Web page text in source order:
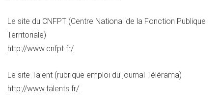
Le site du CNFPT (Centre National de la Fonction Publique
Territoriale)
http://www.cnfpt.fr/
Le site Talent (rubrique emploi du journal Télérama)
http://www.talents.fr/